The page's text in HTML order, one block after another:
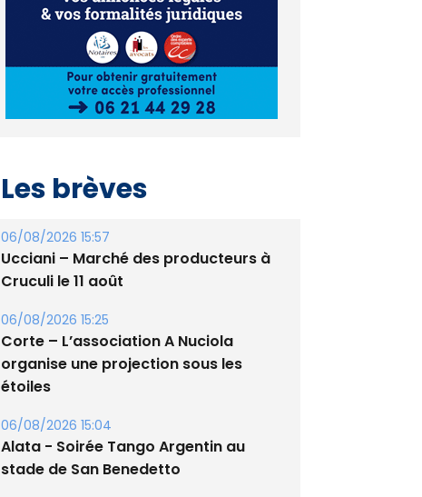
Les brèves
06/08/2026 15:57
Ucciani – Marché des producteurs à
Cruculi le 11 août
06/08/2026 15:25
Corte – L’association A Nuciola
organise une projection sous les
étoiles
06/08/2026 15:04
Alata - Soirée Tango Argentin au
stade de San Benedetto